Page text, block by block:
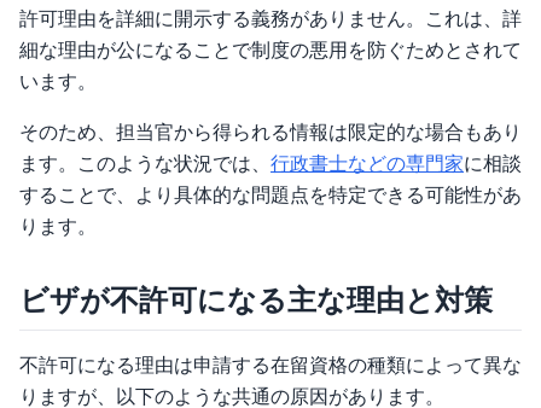
許可理由を詳細に開示する義務がありません。これは、詳
細な理由が公になることで制度の悪用を防ぐためとされて
います。
そのため、担当官から得られる情報は限定的な場合もあり
ます。このような状況では、 行政書士などの専門家に相談
することで、より具体的な問題点を特定できる可能性があ
ります。
ビザが不許可になる主な理由と対策
不許可になる理由は申請する在留資格の種類によって異な
りますが、以下のような共通の原因があります。